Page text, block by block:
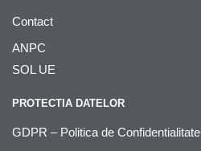
Contact
ANPC
SOL UE
PROTECTIA DATELOR
GDPR – Politica de Confidentialitate